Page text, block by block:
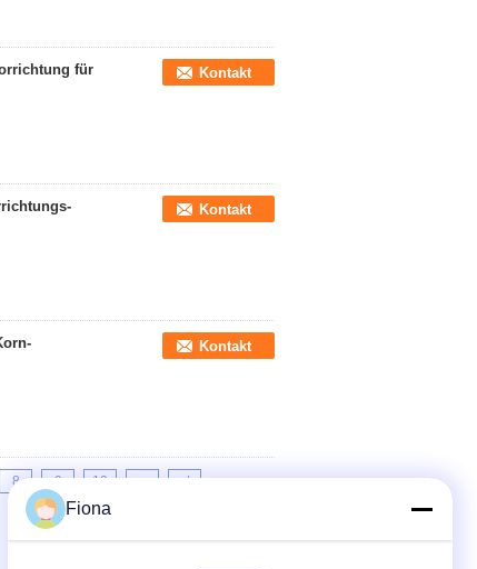
für
Kontakt
Kontakt
Kontakt
8 9 10 >> >|
Fiona